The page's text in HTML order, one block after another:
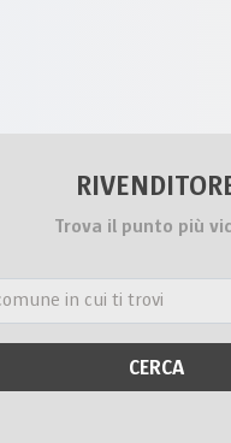
Trova il punto più